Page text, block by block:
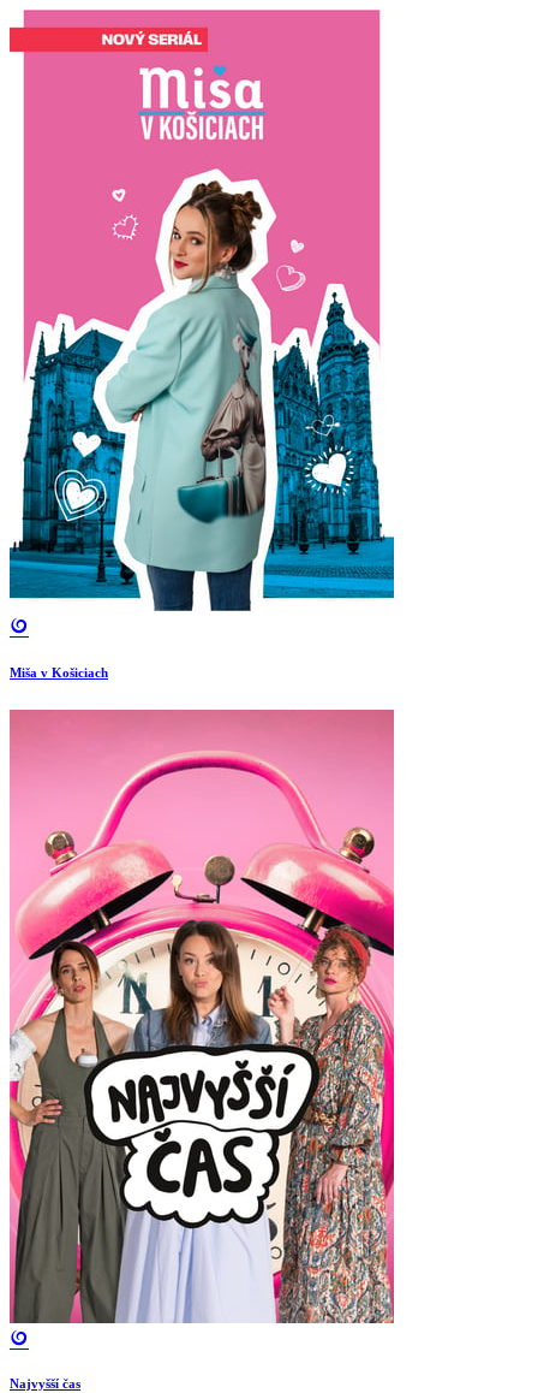
Miša v Košiciach
Najvyšší čas